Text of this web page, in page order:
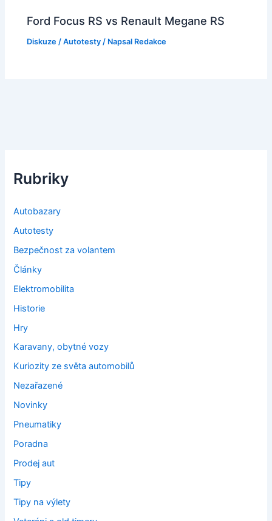
Ford Focus RS vs Renault Megane RS
Diskuze /Autotesty / Napsal Redakce
Rubriky
Autobazary
Autotesty
Bezpečnost za volantem
Články
Elektromobilita
Historie
Hry
Karavany, obytné vozy
Kuriozity ze světa automobilů
Nezařazené
Novinky
Pneumatiky
Poradna
Prodej aut
Tipy
Tipy na výlety